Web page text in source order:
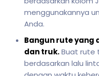
menggunakannya
Anda.
Bangun rute yang
dan truk.Buat rute
berdasarkan lalu